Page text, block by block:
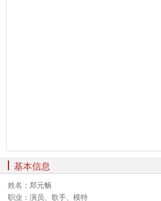
基本信息
姓名： 郑元畅
职业： 演员、歌手、模特